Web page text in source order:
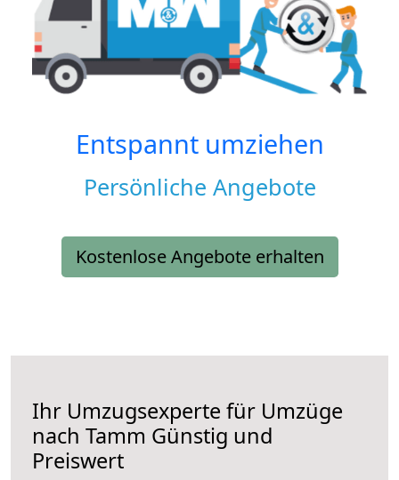
Entspannt umziehen
Persönliche Angebote
Kostenlose Angebote erhalten
Ihr Umzugsexperte für Umzüge
nach Tamm Günstig und
Preiswert